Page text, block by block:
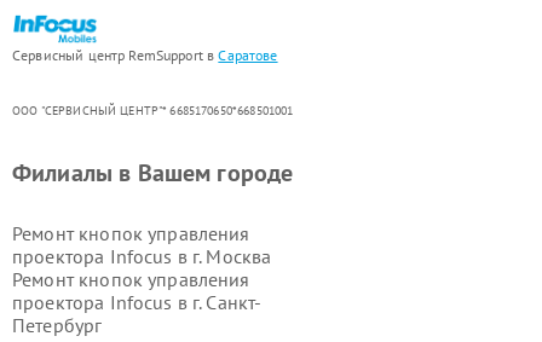
Сервисный центр RemSupport вСаратове
ООО "СЕРВИСНЫЙ ЦЕНТР"* 6685170650*668501001
Филиалы в Вашем городе
Ремонт кнопок управления
проектора Infocus в г. Москва
Ремонт кнопок управления
проектора Infocus в г. Санкт-
Петербург